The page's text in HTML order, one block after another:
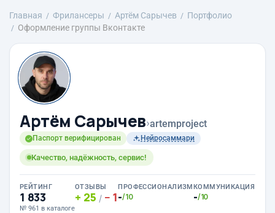
Главная Фрилансеры Артём Сарычев
Портфолио
Оформление группы Вконтакте
Артём Сарычев›artemproject
Паспорт верифицирован Нейросаммари
Качество, надёжность, сервис!
РЕЙТИНГ
1 833
№ 961 в каталоге
ОТЗЫВЫ
25 / 1
ПРОФЕССИОНАЛИЗМ
-/10
КОММУНИКАЦИЯ
-/10